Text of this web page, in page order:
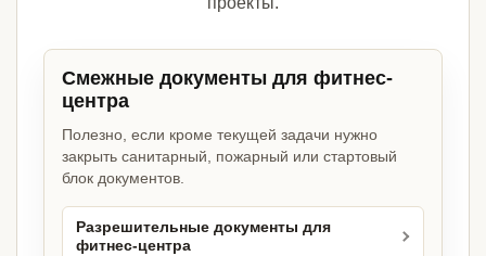
Смежные документы для фитнес-
центра
Полезно, если кроме текущей задачи нужно
закрыть санитарный, пожарный или стартовый
блок документов.
Разрешительные документы для
фитнес-центра